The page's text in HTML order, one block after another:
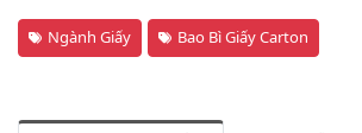
Ngành Giấy Bao Bì Giấy Carton